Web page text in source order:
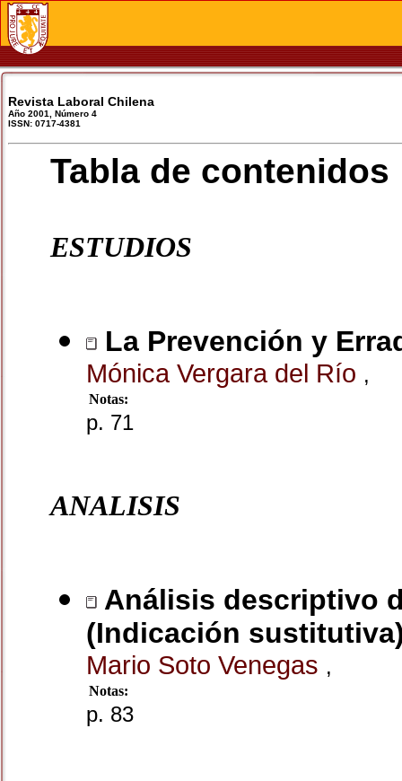
Revista Laboral Chilena
Año 2001, Número 4
ISSN: 0717-4381
Tabla de contenidos
ESTUDIOS
La Prevención y
Mónica Vergara del Río ,
Notas:
p. 71
ANALISIS
Análisis descriptivo
(Indicación
Mario Soto Venegas ,
Notas:
p. 83